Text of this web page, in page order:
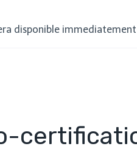
disponible immediatement